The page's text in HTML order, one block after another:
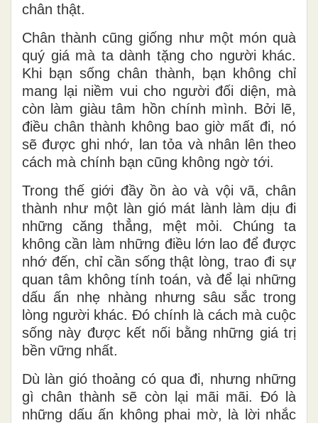
chân thật.
Chân thành cũng giống như một món quà
quý giá mà ta dành tặng cho người khác.
Khi bạn sống chân thành, bạn không chỉ
mang lại niềm vui cho người đối diện, mà
còn làm giàu tâm hồn chính mình. Bởi lẽ,
điều chân thành không bao giờ mất đi, nó
sẽ được ghi nhớ, lan tỏa và nhân lên theo
cách mà chính bạn cũng không ngờ tới.
Trong thế giới đầy ồn ào và vội vã, chân
thành như một làn gió mát lành làm dịu đi
những căng thẳng, mệt mỏi. Chúng ta
không cần làm những điều lớn lao để được
nhớ đến, chỉ cần sống thật lòng, trao đi sự
quan tâm không tính toán, và để lại những
dấu ấn nhẹ nhàng nhưng sâu sắc trong
lòng người khác. Đó chính là cách mà cuộc
sống này được kết nối bằng những giá trị
bền vững nhất.
Dù làn gió thoảng có qua đi, nhưng những
gì chân thành sẽ còn lại mãi mãi. Đó là
những dấu ấn không phai mờ, là lời nhắc